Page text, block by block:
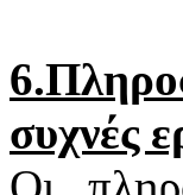
συχνές